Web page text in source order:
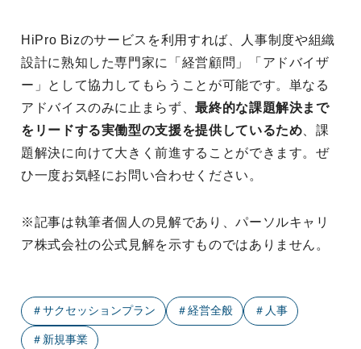
HiPro Bizのサービスを利用すれば、人事制度や組織
設計に熟知した専門家に「経営顧問」「アドバイザ
ー」として協力してもらうことが可能です。単なる
アドバイスのみに止まらず、最終的な課題解決まで
をリードする実働型の支援を提供しているため 、課
題解決に向けて大きく前進することができます。ぜ
ひ一度お気軽にお問い合わせください。
※記事は執筆者個人の見解であり、パーソルキャリ
ア株式会社の公式見解を示すものではありません。
＃サクセッションプラン ＃経営全般 ＃ 人事
＃ 新規事業